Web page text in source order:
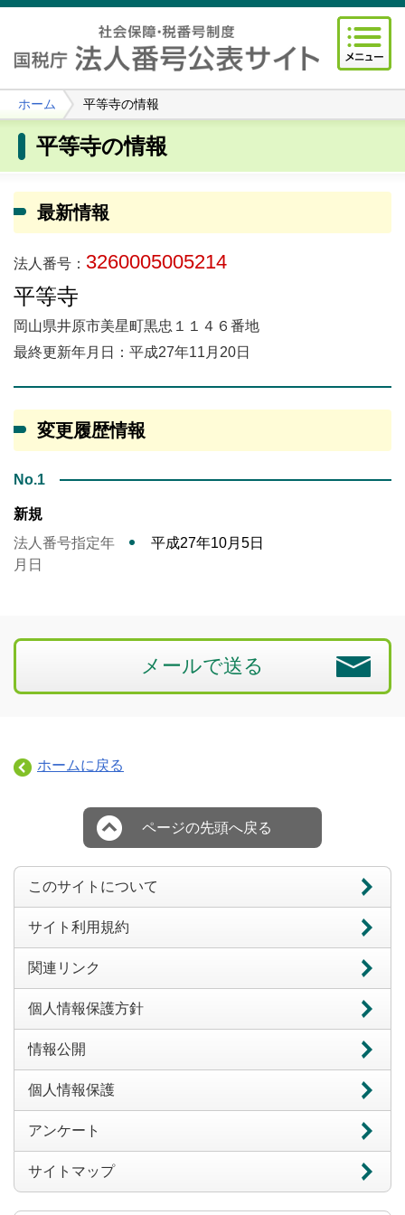
ホーム 平等寺の情報
平等寺の情報
最新情報
法人番号： 3260005005214
平等寺
岡山県井原市美星町黒忠１１４６番地
最終更新年月日：平成27年11月20日
変更履歴情報
No.1
新規
法人番号指定年
月日
平成27年10月5日
メールで送る
ホームに戻る
ページの先頭へ戻る
このサイトについて
サイト利用規約
関連リンク
個人情報保護方針
情報公開
個人情報保護
アンケート
サイトマップ